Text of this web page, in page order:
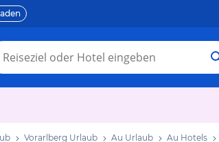
Vorarlberg Urlaub Au Urlaub Au Hotels